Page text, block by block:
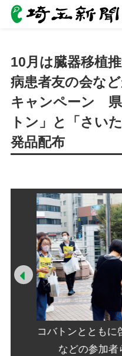
10月は臓器移植
病患者友の会な
キャンペーン
トン」と「さい
発品配布
コバトンとともに
などの参加者
Prev